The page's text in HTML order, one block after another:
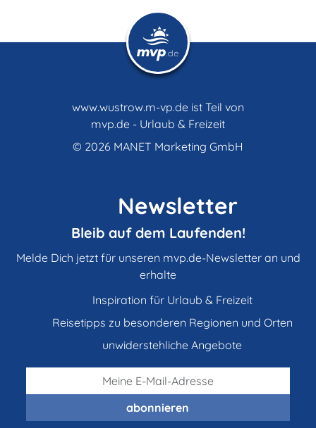
www.wustrow.m-vp.de ist Teil von
mvp.de - Urlaub & Freizeit
© 2026 MANET Marketing GmbH
Newsletter
Bleib auf dem Laufenden!
Melde Dich jetzt für unseren mvp.de-Newsletter an und
erhalte
Inspiration für Urlaub & Freizeit
Reisetipps zu besonderen Regionen und Orten
unwiderstehliche Angebote
abonnieren